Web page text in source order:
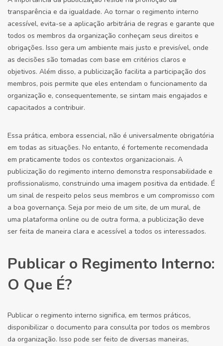
transparência e da igualdade. Ao tornar o regimento interno
acessível, evita-se a aplicação arbitrária de regras e garante que
todos os membros da organização conheçam seus direitos e
obrigações. Isso gera um ambiente mais justo e previsível, onde
as decisões são tomadas com base em critérios claros e
objetivos. Além disso, a publicização facilita a participação dos
membros, pois permite que eles entendam o funcionamento da
organização e, consequentemente, se sintam mais engajados e
capacitados a contribuir.
Essa prática, embora essencial, não é universalmente obrigatória
em todas as situações. No entanto, é fortemente recomendada
em praticamente todos os contextos organizacionais. A
publicização do regimento interno demonstra responsabilidade e
profissionalismo, construindo uma imagem positiva da entidade. É
um sinal de respeito pelos seus membros e um compromisso com
a boa governança. Seja por meio de um site, de um mural, de
uma plataforma online ou de outra forma, a publicização deve
ser feita de maneira clara e acessível a todos os interessados.
Publicar o Regimento Interno:
O Que É?
Publicar o regimento interno significa, em termos práticos,
disponibilizar o documento para consulta por todos os membros
da organização. Isso pode ser feito de diversas maneiras,